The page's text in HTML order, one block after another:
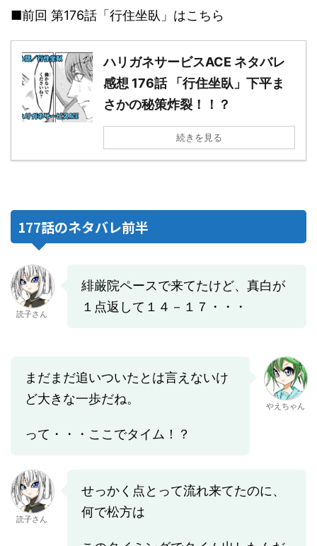
■前回 第176話「行住坐臥」はこちら
ハリガネサービスACE ネタバレ
感想 176話 「行住坐臥」下平ま
さかの秘策炸裂！！？
続きを見る
177話のネタバレ前半
読子さん
緋厳院ペースで来てたけど、真白が
１点返して１４－１７・・・
まだまだ追いついたとは言えないけ
ど大きな一歩だね。
って・・・ここでタイム！？
やえちゃん
読子さん
せっかく点とって流れ来てたのに、
何で松方は